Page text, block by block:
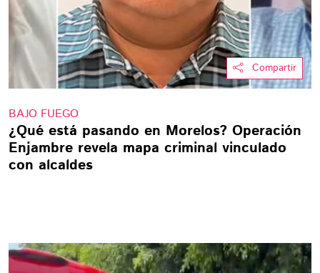
Compartir
BAJO FUEGO
¿Qué está pasando en Morelos? Operación
Enjambre revela mapa criminal vinculado
con alcaldes